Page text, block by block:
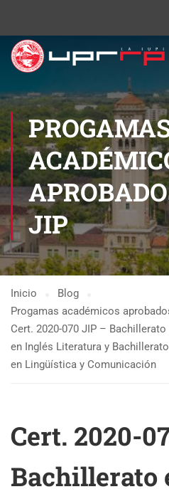
JIP
Inicio
Blog
Progamas académicos
Cert. 2020-070 JIP –
en Inglés Literatura y
en Lingüística y Comunicación
Cert. 2020-
Bachillerato